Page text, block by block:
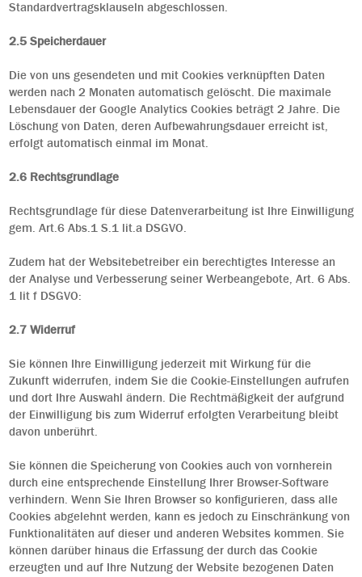
Standardvertragsklauseln abgeschlossen.
2.5 Speicherdauer
Die von uns gesendeten und mit Cookies verknüpften Daten
werden nach 2 Monaten automatisch gelöscht. Die maximale
Lebensdauer der Google Analytics Cookies beträgt 2 Jahre. Die
Löschung von Daten, deren Aufbewahrungsdauer erreicht ist,
erfolgt automatisch einmal im Monat.
2.6 Rechtsgrundlage
Rechtsgrundlage für diese Datenverarbeitung ist Ihre Einwilligung
gem. Art.6 Abs.1 S.1 lit.a DSGVO.
Zudem hat der Websitebetreiber ein berechtigtes Interesse an
der Analyse und Verbesserung seiner Werbeangebote, Art. 6 Abs.
1 lit f DSGVO:
2.7 Widerruf
Sie können Ihre Einwilligung jederzeit mit Wirkung für die
Zukunft widerrufen, indem Sie die Cookie-Einstellungen aufrufen
und dort Ihre Auswahl ändern. Die Rechtmäßigkeit der aufgrund
der Einwilligung bis zum Widerruf erfolgten Verarbeitung bleibt
davon unberührt.
Sie können die Speicherung von Cookies auch von vornherein
durch eine entsprechende Einstellung Ihrer Browser-Software
verhindern. Wenn Sie Ihren Browser so konfigurieren, dass alle
Cookies abgelehnt werden, kann es jedoch zu Einschränkung von
Funktionalitäten auf dieser und anderen Websites kommen. Sie
können darüber hinaus die Erfassung der durch das Cookie
erzeugten und auf Ihre Nutzung der Website bezogenen Daten